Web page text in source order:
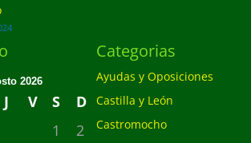
2026
J V S
D
1
2
Categorias
Ayudas y Oposiciones
Castilla y León
Castromocho